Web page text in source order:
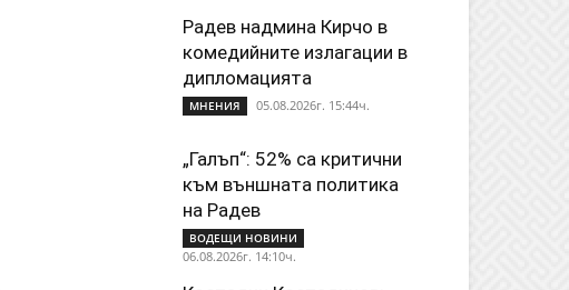
Радев надмина Кирчо в
комедийните излагации в
дипломацията
МНЕНИЯ 05.08.2026г. 15:44ч.
„Галъп“: 52% са критични
към външната политика
на Радев
ВОДЕЩИ НОВИНИ
06.08.2026г. 14:10ч.